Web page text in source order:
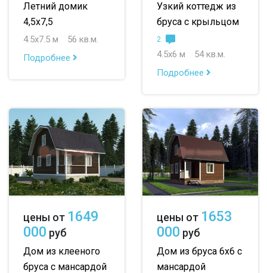
Летний домик
4,5х7,5
4.5х7.5 м
56 кв.м.
Подробнее
Узкий коттедж из
бруса с крыльцом
2
4.5х6 м
54 кв.м.
Подробнее
цены от 1649
000 руб
Дом из клееного
бруса с мансардой
цены от 1653
000 руб
Дом из бруса 6х6 с
мансардой